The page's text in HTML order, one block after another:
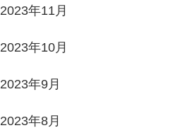
2023年11月
2023年10月
2023年9月
2023年8月